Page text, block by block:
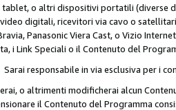
o altri dispositivi portatili (diverse
digitali, ricevitori via cavo o
Panasonic Viera Cast, o Vizio
i Link Speciali o il Contenuto del
Sarai responsabile in via esclusiva per i
o altrimenti modificherai alcun
il Contenuto del Programma